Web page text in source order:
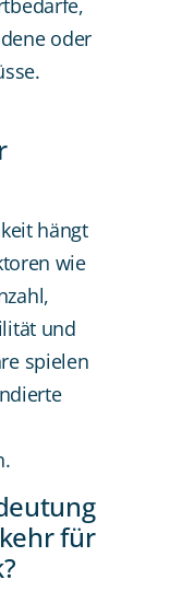
oder
hängt
wie
und
spielen
für